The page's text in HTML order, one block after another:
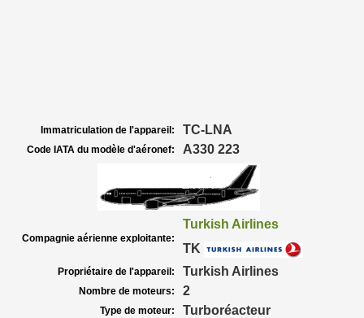
Immatriculation de l'appareil: TC-LNA
Code IATA du modèle d'aéronef: A330 223
Compagnie aérienne exploitante:
Turkish Airlines
TK
Propriétaire de l'appareil: Turkish Airlines
Nombre de moteurs: 2
Type de moteur: Turboréacteur